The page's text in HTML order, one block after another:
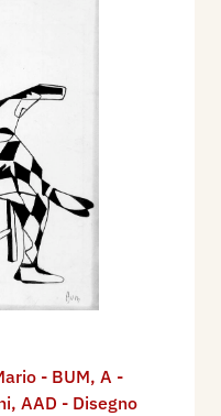
- BUM, A -
, AAD - Disegno